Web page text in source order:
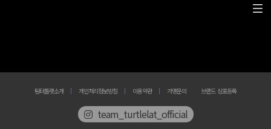
팀터틀랫소개 개인처리정보방침 이용약관 가맹문의 브랜드 상표등록
team_turtlelat_official